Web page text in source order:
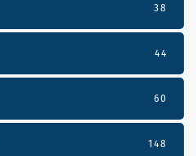
38
44
60
148